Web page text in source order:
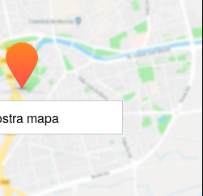
mapa